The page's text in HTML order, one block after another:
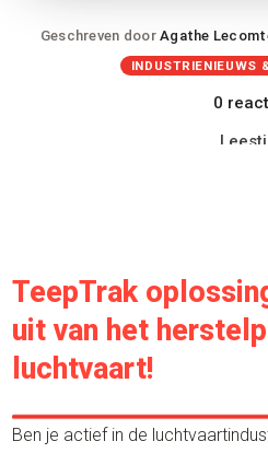
Geschreven doorAgathe
INDUSTRIENIEUWS
0
TeepTrak
uit van het
luchtvaart!
Ben je actief in de